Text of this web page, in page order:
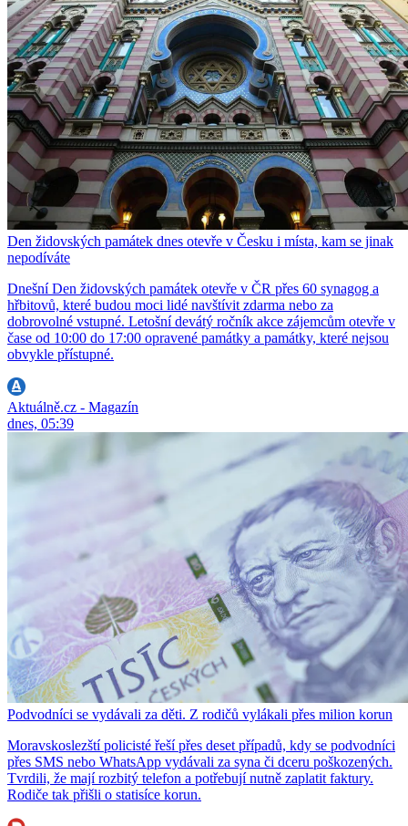
Den židovských památek dnes otevře v Česku i místa, kam se jinak
nepodíváte
Dnešní Den židovských památek otevře v ČR přes 60 synagog a
hřbitovů, které budou moci lidé navštívit zdarma nebo za
dobrovolné vstupné. Letošní devátý ročník akce zájemcům otevře v
čase od 10:00 do 17:00 opravené památky a památky, které nejsou
obvykle přístupné.
Aktuálně.cz - Magazín
dnes, 05:39
Podvodníci se vydávali za děti. Z rodičů vylákali přes milion korun
Moravskoslezští policisté řeší přes deset případů, kdy se podvodníci
přes SMS nebo WhatsApp vydávali za syna či dceru poškozených.
Tvrdili, že mají rozbitý telefon a potřebují nutně zaplatit faktury.
Rodiče tak přišli o statisíce korun.